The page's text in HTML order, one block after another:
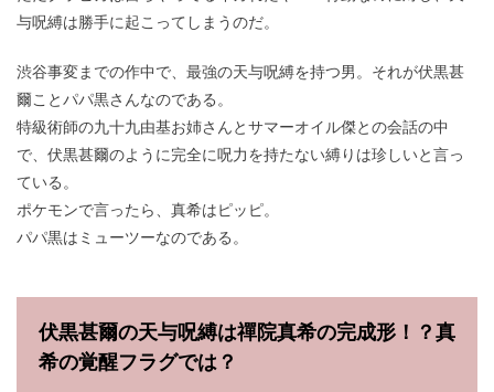
与呪縛は勝手に起こってしまうのだ。
渋谷事変までの作中で、最強の天与呪縛を持つ男。それが伏黒甚
爾ことパパ黒さんなのである。
特級術師の九十九由基お姉さんとサマーオイル傑との会話の中
で、伏黒甚爾のように完全に呪力を持たない縛りは珍しいと言っ
ている。
ポケモンで言ったら、真希はピッピ。
パパ黒はミューツーなのである。
伏黒甚爾の天与呪縛は禪院真希の完成形！？真
希の覚醒フラグでは？